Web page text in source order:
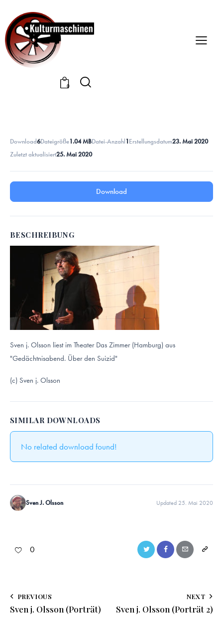
0
Download6Dateigröße1.04 MBDatei-Anzahl1Erstellungsdatum23. Mai 2020
Zuletzt aktualisiert25. Mai 2020
Download
BESCHREIBUNG
Sven j. Olsson liest im Theater Das Zimmer (Hamburg) aus
"Gedächtnisabend. Über den Suizid"
(c) Sven j. Olsson
SIMILAR DOWNLOADS
No related download found!
Sven J. Olsson Updated 25. Mai 2020
0
PREVIOUS
Sven j. Olsson (Porträt)
NEXT
Sven j. Olsson (Porträt 2)